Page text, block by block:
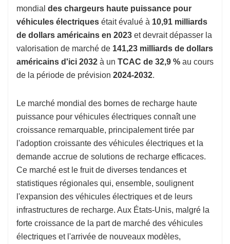
mondial des chargeurs haute puissance pour
véhicules électriques était évalué à 10,91 milliards
de dollars américains en 2023 et devrait dépasser la
valorisation de marché de 141,23 milliards de dollars
américains d'ici 2032 à un TCAC de 32,9 % au cours
de la période de prévision 2024-2032.
Le marché mondial des bornes de recharge haute
puissance pour véhicules électriques connaît une
croissance remarquable, principalement tirée par
l'adoption croissante des véhicules électriques et la
demande accrue de solutions de recharge efficaces.
Ce marché est le fruit de diverses tendances et
statistiques régionales qui, ensemble, soulignent
l'expansion des véhicules électriques et de leurs
infrastructures de recharge. Aux États-Unis, malgré la
forte croissance de la part de marché des véhicules
électriques et l'arrivée de nouveaux modèles,